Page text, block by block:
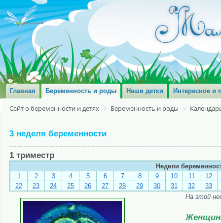
Главная Беременность и роды Наши детки Интересное и
Сайт о беременности и детях Беременность и роды
3 неделя беременности
1 триместр
Недели
1
2 3 4 5 6 7 8 9 10 11
12
22
23 24 25 26 27 28 29 30 31 32
33
На этой